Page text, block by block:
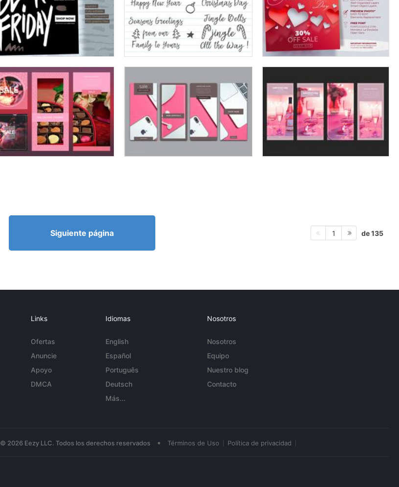
Siguiente página 1 de 135
Links
Ofertas
Anuncie
Apoyo
DMCA
Idiomas
English
Español
Português
Deutsch
Más...
Nosotros
Nosotros
Equipo
Nuestro blog
Contacto
© 2026 Eezy LLC. Todos los derechos reservados • Términos de Uso Política de privacidad